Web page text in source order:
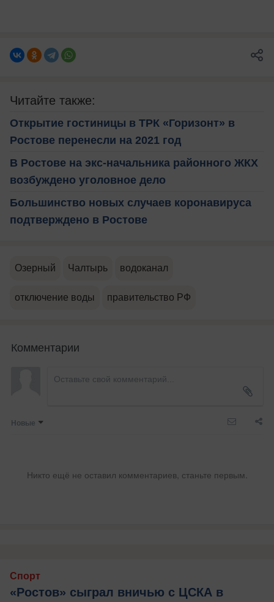
Читайте также:
Открытие гостиницы в ТРК «Горизонт» в
Ростове перенесли на 2021 год
В Ростове на экс-начальника районного ЖКХ
возбуждено уголовное дело
Большинство новых случаев коронавируса
подтверждено в Ростове
Озерный Чалтырь водоканал
отключение воды правительство РФ
Комментарии
Новые
Никто ещё не оставил комментариев, станьте первым.
Спорт
«Ростов» сыграл вничью с ЦСКА в